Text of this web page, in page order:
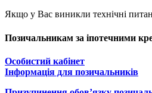
Якщо у Вас виникли технічні
Позичальникам за іпотечними
Особистий кабінет
Інформація для позичальників